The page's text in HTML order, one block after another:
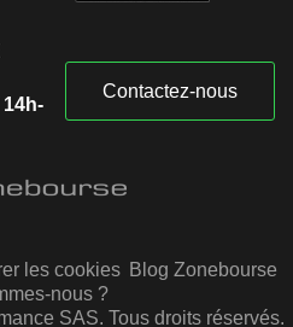
Contactez-nous
les cookies Blog Zonebourse
nous ?
SAS. Tous droits réservés.